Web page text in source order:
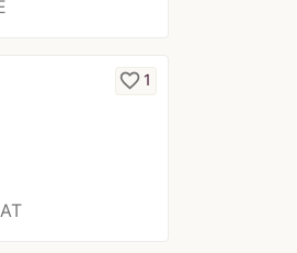
favorite_border1